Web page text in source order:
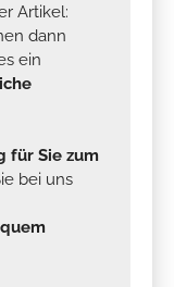
Artikel:
dann
ein
für Sie zum
bei uns